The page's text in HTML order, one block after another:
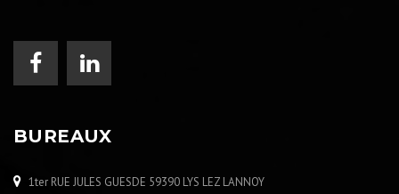
BUREAUX
1ter RUE JULES GUESDE 59390 LYS LEZ LANNOY